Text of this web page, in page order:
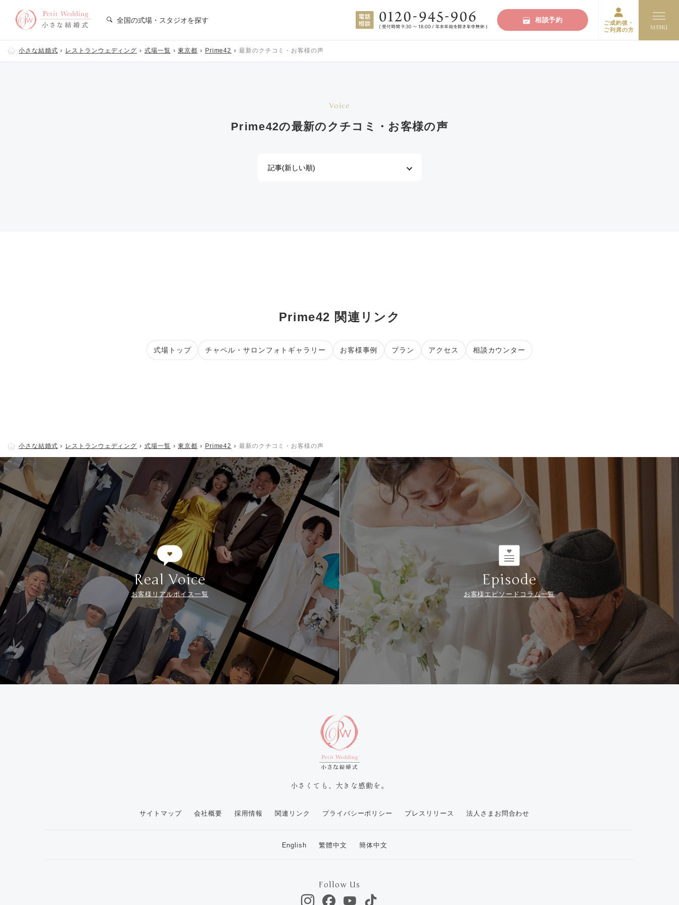
全国の式場・スタジオを探す 相談予約
ご成約後・
ご列席の方
小さな結婚式 レストランウェディング 式場一覧 東京都 Prime42 最新のクチコミ・お客様の声
Voice
Prime42の最新のクチコミ・お客様の声
Prime42 関連リンク
式場トップ チャペル・サロンフォトギャラリー お客様事例 プラン アクセス 相談カウンター
小さな結婚式 レストランウェディング 式場一覧 東京都 Prime42 最新のクチコミ・お客様の声
Real Voice
お客様リアルボイス一覧
Episode
お客様エピソードコラム一覧
小さくても、大きな感動を。
サイトマップ 会社概要 採用情報 関連リンク プライバシーポリシー プレスリリース 法人さまお問合わせ
English 繁體中文 簡体中文
Follow Us